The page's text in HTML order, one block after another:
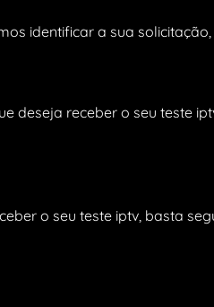
identificar a sua
deseja receber o seu teste
o seu teste iptv, basta